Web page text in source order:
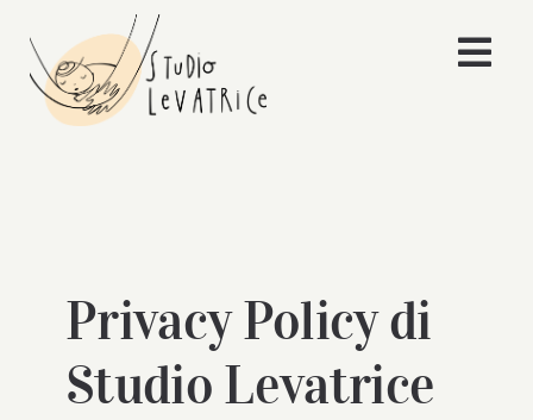
contenuto
Consulenze
Privacy Policy di
Studio Levatrice